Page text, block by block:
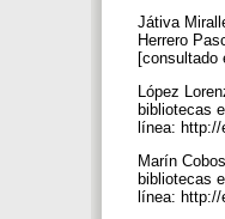
Játiva
Herrero
[consultado
López
bibliotecas
línea:
Marín
bibliotecas
línea: http://